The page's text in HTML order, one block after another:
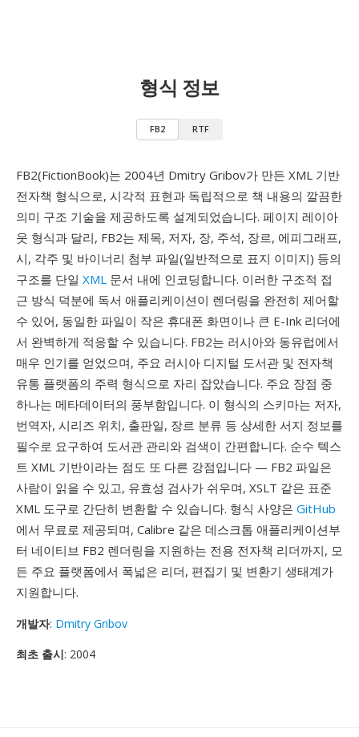
형식 정보
FB2 RTF
FB2(FictionBook)는 2004년 Dmitry Gribov가 만든 XML 기반
전자책 형식으로, 시각적 표현과 독립적으로 책 내용의 깔끔한
의미 구조 기술을 제공하도록 설계되었습니다. 페이지 레이아
웃 형식과 달리, FB2는 제목, 저자, 장, 주석, 장르, 에피그래프,
시, 각주 및 바이너리 첨부 파일(일반적으로 표지 이미지) 등의
구조를 단일 XML 문서 내에 인코딩합니다. 이러한 구조적 접
근 방식 덕분에 독서 애플리케이션이 렌더링을 완전히 제어할
수 있어, 동일한 파일이 작은 휴대폰 화면이나 큰 E-Ink 리더에
서 완벽하게 적응할 수 있습니다. FB2는 러시아와 동유럽에서
매우 인기를 얻었으며, 주요 러시아 디지털 도서관 및 전자책
유통 플랫폼의 주력 형식으로 자리 잡았습니다. 주요 장점 중
하나는 메타데이터의 풍부함입니다. 이 형식의 스키마는 저자,
번역자, 시리즈 위치, 출판일, 장르 분류 등 상세한 서지 정보를
필수로 요구하여 도서관 관리와 검색이 간편합니다. 순수 텍스
트 XML 기반이라는 점도 또 다른 강점입니다 — FB2 파일은
사람이 읽을 수 있고, 유효성 검사가 쉬우며, XSLT 같은 표준
XML 도구로 간단히 변환할 수 있습니다. 형식 사양은 GitHub
에서 무료로 제공되며, Calibre 같은 데스크톱 애플리케이션부
터 네이티브 FB2 렌더링을 지원하는 전용 전자책 리더까지, 모
든 주요 플랫폼에서 폭넓은 리더, 편집기 및 변환기 생태계가
지원합니다.
개발자: Dmitry Gribov
최초 출시: 2004